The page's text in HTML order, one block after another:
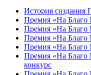
История создания
Премия «На
Премия «На
Премия «На
Премия «На
Премия «На
конкурс